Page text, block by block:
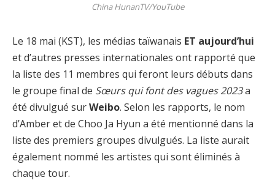
China HunanTV/YouTube
Le 18 mai (KST), les médias taïwanais ET aujourd’hui
et d’autres presses internationales ont rapporté que
la liste des 11 membres qui feront leurs débuts dans
le groupe final de Sœurs qui font des vagues 2023a
été divulgué surWeibo. Selon les rapports, le nom
d’Amber et de Choo Ja Hyun a été mentionné dans la
liste des premiers groupes divulgués. La liste aurait
également nommé les artistes qui sont éliminés à
chaque tour.